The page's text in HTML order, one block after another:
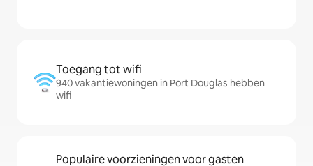
Toegang tot wifi
940 vakantiewoningen in Port Douglas hebben
wifi
Populaire voorzieningen voor gasten